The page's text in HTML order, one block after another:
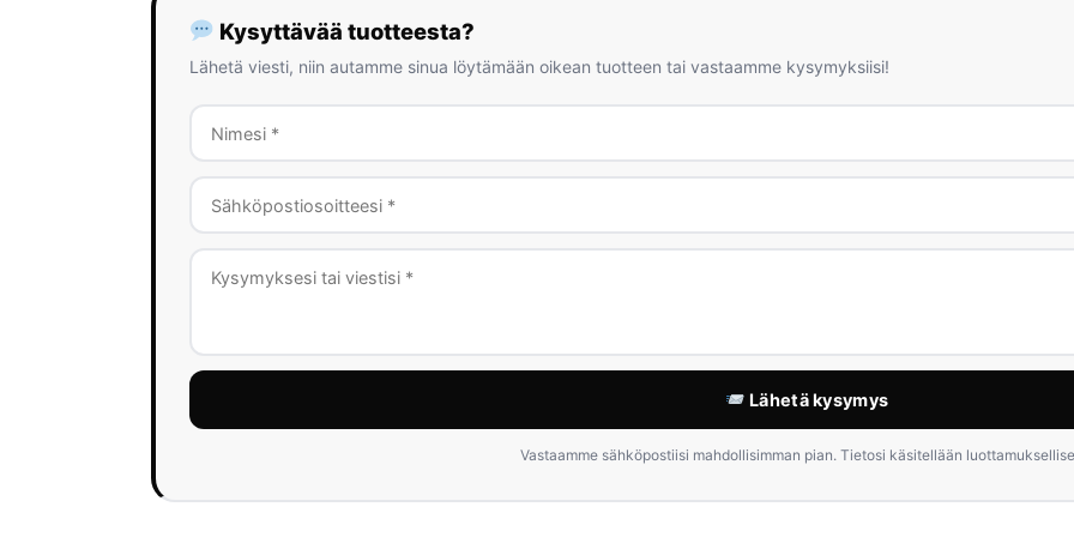
Kysyttävää tuotteesta?
Lähetä viesti, niin autamme sinua löytämään oikean tuotteen tai vastaamme kysymyksiisi!
Lähetä kysymys
Vastaamme sähköpostiisi mahdollisimman pian. Tietosi käsitellään